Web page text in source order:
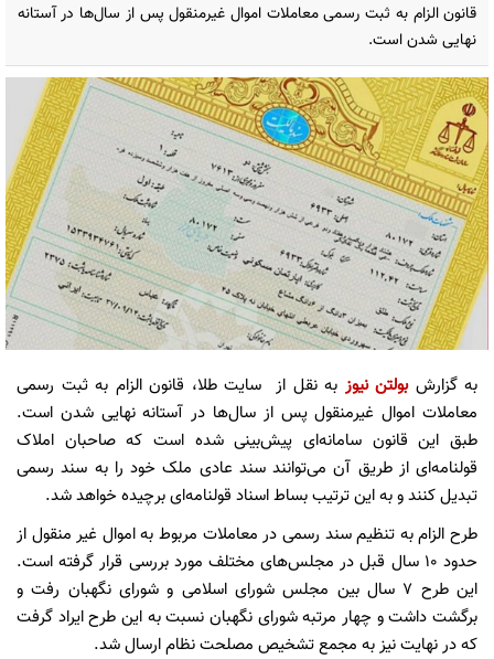
قانون الزام به ثبت رسمی معاملات اموال غیرمنقول پس از سال‌ها در آستانه
نهایی شدن است.
به گزارش بولتن نیوز به نقل از سایت طلا، قانون الزام به ثبت رسمی
معاملات اموال غیرمنقول پس از سال‌ها در آستانه نهایی شدن است.
طبق این قانون سامانه‌ای پیش‌بینی شده است که صاحبان املاک
قولنامه‌ای از طریق آن می‌توانند سند عادی ملک خود را به سند رسمی
تبدیل کنند و به این ترتیب بساط اسناد قولنامه‌ای برچیده خواهد شد.
طرح الزام به تنظیم سند رسمی در معاملات مربوط به اموال غیر منقول از
حدود ۱۰ سال قبل در مجلس‌های مختلف مورد بررسی قرار گرفته است.
این طرح ۷ سال بین مجلس شورای اسلامی و شورای نگهبان رفت و
برگشت داشت و چهار مرتبه شورای نگهبان نسبت به این طرح ایراد گرفت
که در نهایت نیز به مجمع تشخیص مصلحت نظام ارسال شد.